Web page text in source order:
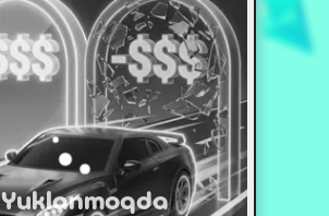
Yuklanmoqda